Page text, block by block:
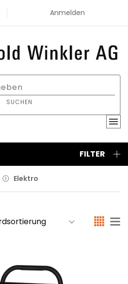
Anmelden
SUCHEN
FILTER
Elektro